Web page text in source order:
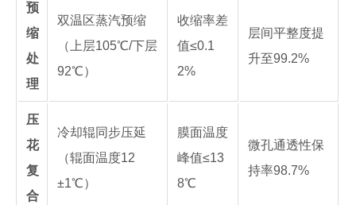
预
缩
处
理
双温区蒸汽预缩
（上层105℃/下层
92℃）
收缩率差
值≤0.1
2%
层间平整度提
升至99.2%
压
花
复
合
冷却辊同步压延
（辊面温度12
±1℃）
膜面温度
峰值≤13
8℃
微孔通透性保
持率98.7%